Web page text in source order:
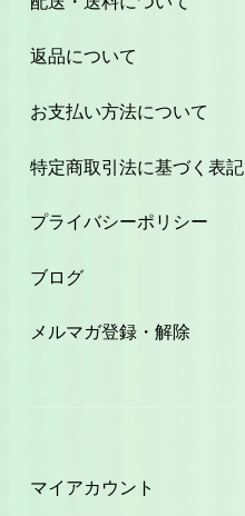
返品について
お支払い方法について
特定商取引法に基づく表記
プライバシーポリシー
ブログ
メルマガ登録・解除
マイアカウント